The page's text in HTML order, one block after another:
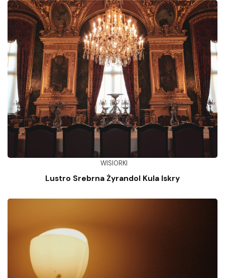
WISIORKI
Lustro Srebrna Żyrandol Kula Iskry